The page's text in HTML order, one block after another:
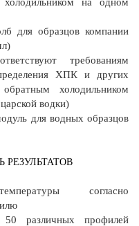
для образцов компании
требованиям
ХПК и других
холодильником
водки)
для водных образцов
РЕЗУЛЬТАТОВ
согласно
различных профилей